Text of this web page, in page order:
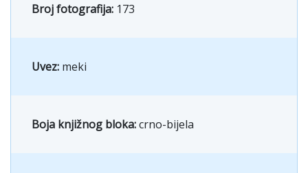
Broj fotografija: 173
Uvez: meki
Boja knjižnog bloka:crno-bijela